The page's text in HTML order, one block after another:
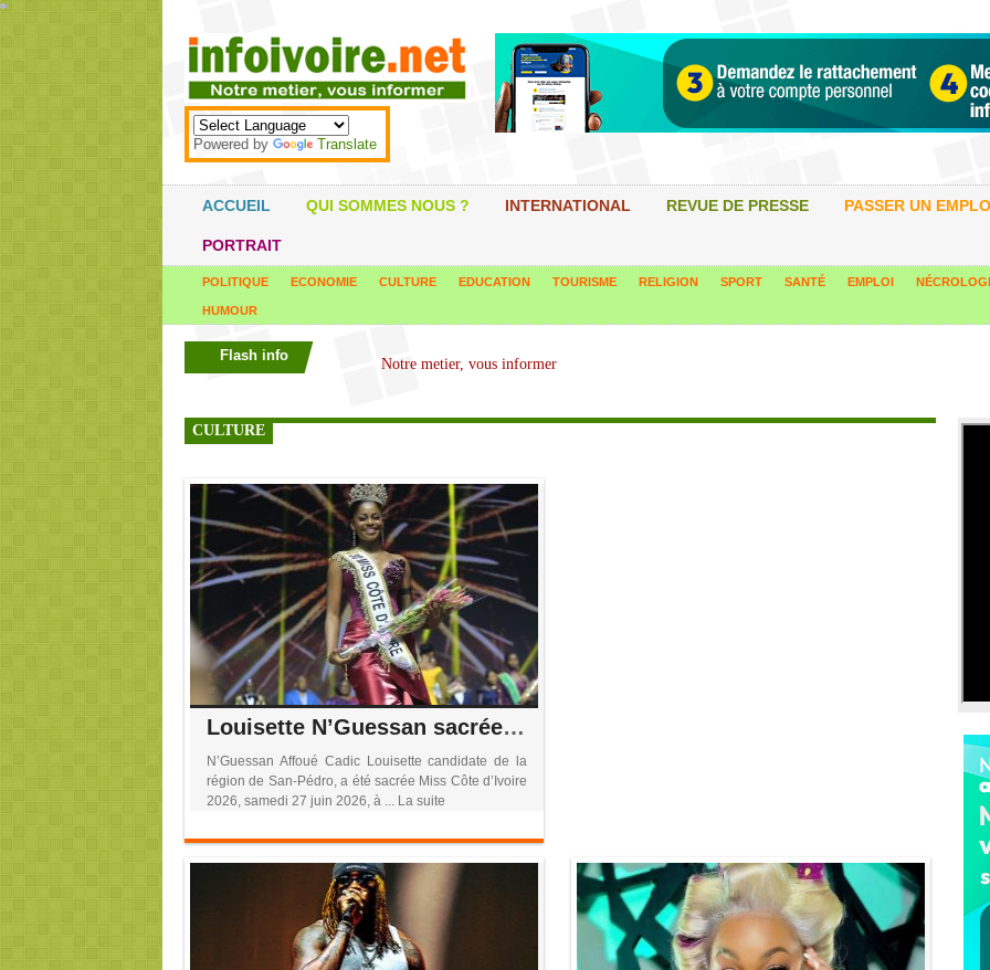
*
*
*
*
*
*
*
*
*
*
*
*
*
*
*
*
*
*
*
*
*
*
*
*
*
*
*
*
*
*
*
*
*
*
*
*
Powered by Translate
ACCUEIL QUI SOMMES NOUS ? INTERNATIONAL REVUE DE PRESSE PASSER UN
PORTRAIT
POLITIQUE ECONOMIE CULTURE EDUCATION TOURISME RELIGION SPORT SANTÉ EMPLOI
HUMOUR
Flash info
CULTURE
Louisette N’Guessan sacrée Miss Côte d’Ivoire 2026, San Pedro décroche sa première couronne
N’Guessan Affoué Cadic Louisette candidate de la
région de San-Pédro, a été sacrée Miss Côte d’Ivoire
2026, samedi 27 juin 2026, à ... La suite